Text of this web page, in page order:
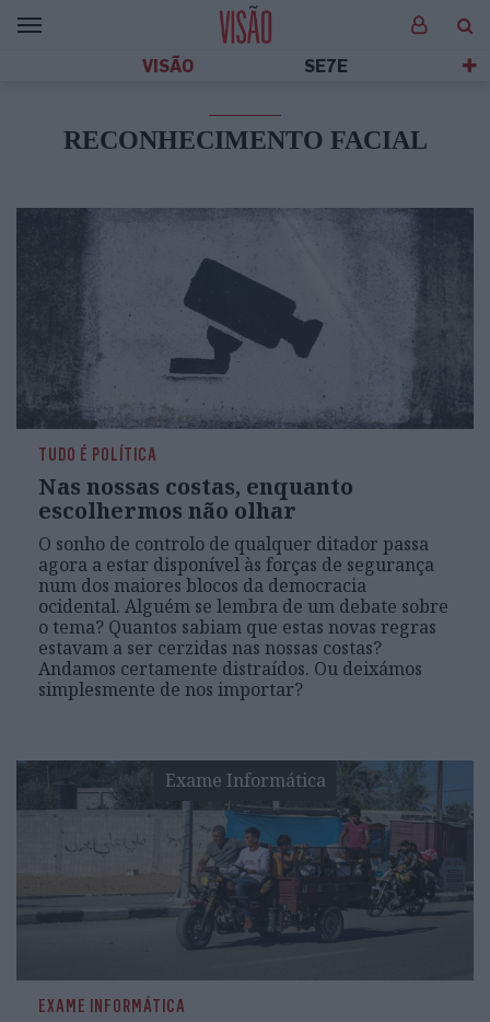
VISÃO SE7E
RECONHECIMENTO FACIAL
TUDO É POLÍTICA
Nas nossas costas, enquanto
escolhermos não olhar
O sonho de controlo de qualquer ditador passa
agora a estar disponível às forças de segurança
num dos maiores blocos da democracia
ocidental. Alguém se lembra de um debate sobre
o tema? Quantos sabiam que estas novas regras
estavam a ser cerzidas nas nossas costas?
Andamos certamente distraídos. Ou deixámos
simplesmente de nos importar?
Exame Informática
EXAME INFORMÁTICA